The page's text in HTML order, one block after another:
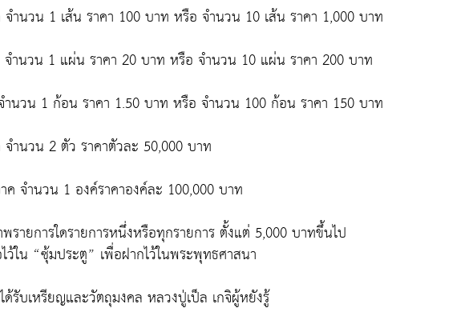
จำนวน 1 เส้น ราคา 100 บาท หรือ จำนวน 10 เส้น ราคา 1,000 บาท
จำนวน 1 แผ่น ราคา 20 บาท หรือ จำนวน 10 แผ่น ราคา 200 บาท
นวน 1 ก้อน ราคา 1.50 บาท หรือ จำนวน 100 ก้อน ราคา 150 บาท
ำนวน 2 ตัว ราคาตัวละ 50,000 บาท
จำนวน 1 องค์ราคาองค์ละ 100,000 บาท
รายการใดรายการหนึ่งหรือทุกรายการ ตั้งแต่ 5,000 บาทขึ้นไป
ว้ใน “ซุ้มประตู” เพื่อฝากไว้ในพระพุทธศาสนา
รับเหรียญและวัตถุมงคล หลวงปู่เป็ล เกจิผู้หยังรู้